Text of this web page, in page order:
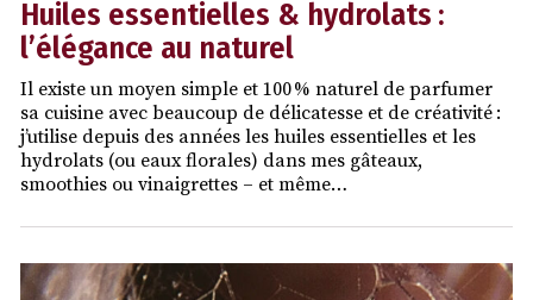
Huiles essentielles & hydrolats :
l’élégance au naturel
Il existe un moyen simple et 100 % naturel de parfumer
sa cuisine avec beaucoup de délicatesse et de créativité :
j’utilise depuis des années les huiles essentielles et les
hydrolats (ou eaux florales) dans mes gâteaux,
smoothies ou vinaigrettes – et même…